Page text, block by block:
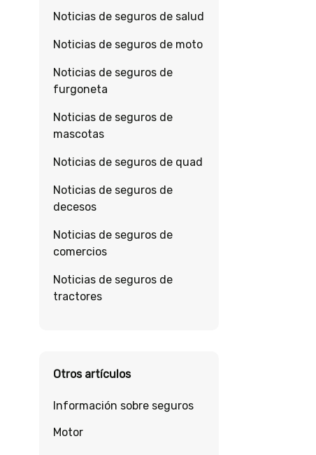
Noticias de seguros de salud
Noticias de seguros de moto
Noticias de seguros de
furgoneta
Noticias de seguros de
mascotas
Noticias de seguros de quad
Noticias de seguros de
decesos
Noticias de seguros de
comercios
Noticias de seguros de
tractores
Otros artículos
Información sobre seguros
Motor